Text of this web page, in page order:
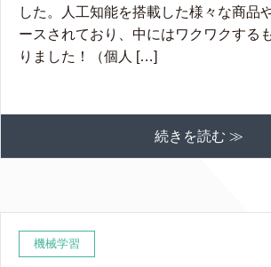
した。人工知能を搭載した様々な商品
ースされており、中にはワクワクする
りました！（個人 […]
続きを読む ≫
機械学習